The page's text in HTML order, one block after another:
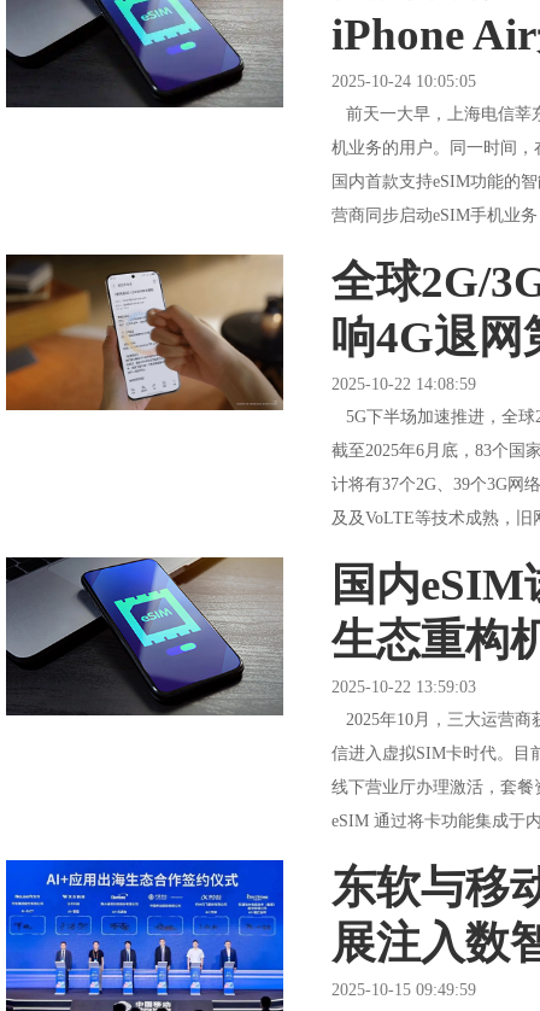
iPhone
2025-10-24 10:05:05
前天一大早，上海电信莘
机业务的用户。同一时间
国内首款支持eSIM功能的
营商同步启动eSIM手机业
全球2G/
响4G退网
2025-10-22 14:08:59
5G下半场加速推进，全球
截至2025年6月底，83个国
计将有37个2G、39个3G网
及及VoLTE等技术成熟，
国内
生态重构
2025-10-22 13:59:03
2025年10月，三大运营商
信进入虚拟SIM卡时代。目
线下营业厅办理激活，套
eSIM 通过将卡功能集成于
东软与移
展注入数
2025-10-15 09:49:59